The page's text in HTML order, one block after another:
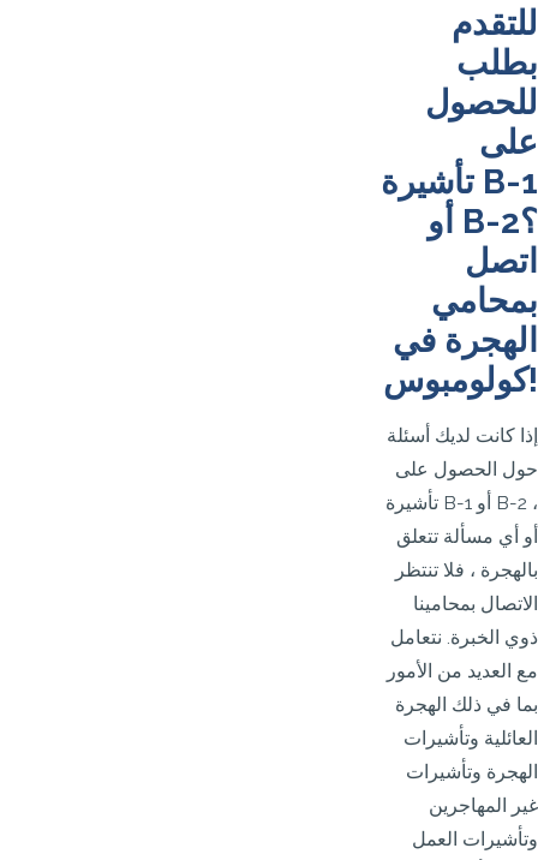
للتقدم
بطلب
للحصول
على
تأشيرة B-1
أو B-2؟
اتصل
بمحامي
الهجرة في
كولومبوس!
إذا كانت لديك أسئلة
حول الحصول على
تأشيرة B-1 أو B-2 ،
أو أي مسألة تتعلق
بالهجرة ، فلا تنتظر
الاتصال بمحامينا
ذوي الخبرة. نتعامل
مع العديد من الأمور
بما في ذلك الهجرة
العائلية وتأشيرات
الهجرة وتأشيرات
غير المهاجرين
وتأشيرات العمل